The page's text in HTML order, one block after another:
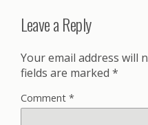
Leave a Reply
Your email address will
fields are marked *
Comment *